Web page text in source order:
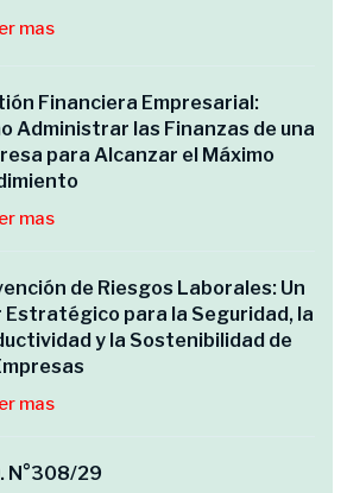
mas
Financiera Empresarial:
Administrar las Finanzas de una
para Alcanzar el Máximo
mas
de Riesgos Laborales: Un
Estratégico para la Seguridad, la
y la Sostenibilidad de
mas
N°308/29